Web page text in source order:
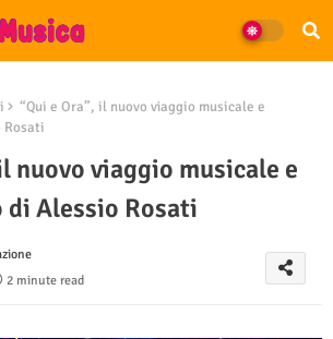
“Qui e Ora”, il nuovo viaggio musicale e
nuovo viaggio musicale e
Alessio Rosati
2 minute read